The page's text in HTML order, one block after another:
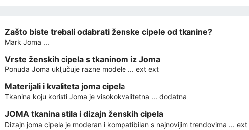
Zašto biste trebali odabrati ženske cipele od tkanine?
Mark Joma ...
Vrste ženskih cipela s tkaninom iz Joma
Ponuda Joma uključuje razne modele ... ext ext
Materijali i kvaliteta joma cipela
Tkanina koju koristi Joma je visokokvalitetna ... dodatna
JOMA tkanina stila i dizajn ženskih cipela
Dizajn joma cipela je moderan i kompatibilan s najnovijim trendovima ... ext